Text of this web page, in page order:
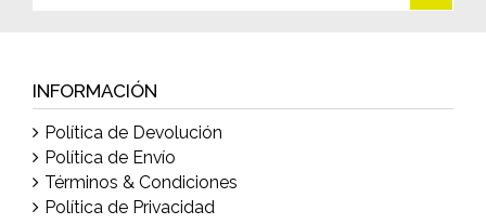
INFORMACIÓN
Política de Devolución
Política de Envío
Términos & Condiciones
Política de Privacidad